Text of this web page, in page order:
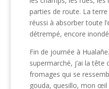
parties de route. La terre
réussi à absorber toute
détrempé, encore
Fin de journée à
supermarché, j’ai la tête
fromages qui se
gouda, quesillo, mon œil